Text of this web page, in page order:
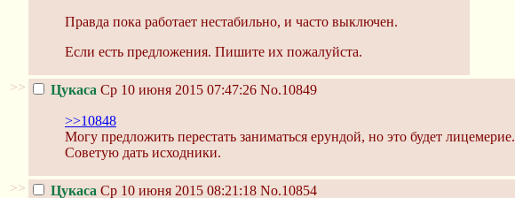
Правда пока работает нестабильно, и часто выключен.
Если есть предложения. Пишите их пожалуйста.
>> Цукаса Ср 10 июня 2015 07:47:26 No.10849
>>10848
Могу предложить перестать заниматься ерундой, но это будет лицемерие.
Советую дать исходники.
>> Цукаса Ср 10 июня 2015 08:21:18 No.10854